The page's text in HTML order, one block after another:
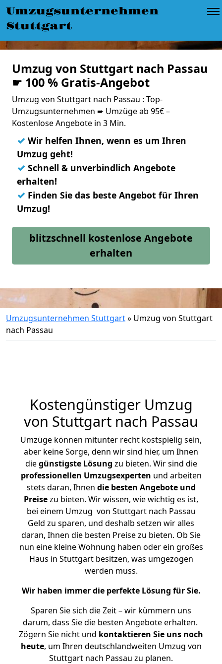
Umzugsunternehmen
Stuttgart
Umzug von Stuttgart nach Passau
☛ 100 % Gratis-Angebot
Umzug von Stuttgart nach Passau : Top-
Umzugsunternehmen ➨ Umzüge ab 95€ –
Kostenlose Angebote in 3 Min.
✓ Wir helfen Ihnen, wenn es um Ihren
Umzug geht!
✓ Schnell & unverbindlich Angebote
erhalten!
✓ Finden Sie das beste Angebot für Ihren
Umzug!
blitzschnell kostenlose Angebote
erhalten
Umzugsunternehmen Stuttgart» Umzug von Stuttgart
nach Passau
Kostengünstiger Umzug
von Stuttgart nach Passau
Umzüge können mitunter recht kostspielig sein,
aber keine Sorge, denn wir sind hier, um Ihnen
diegünstigste Lösung zu bieten. Wir sind die
professionellen Umzugsexperten und arbeiten
stets daran, Ihnen die besten Angebote und
Preisezu bieten. Wir wissen, wie wichtig es ist,
bei einem Umzug von Stuttgart nach Passau
Geld zu sparen, und deshalb setzen wir alles
daran, Ihnen die besten Preise zu bieten. Ob Sie
nun eine kleine Wohnung haben oder ein großes
Haus in Stuttgart besitzen, was umgezogen
werden muss.
Wir haben immer die perfekte Lösung für Sie.
Sparen Sie sich die Zeit – wir kümmern uns
darum, dass Sie die besten Angebote erhalten.
Zögern Sie nicht und kontaktieren Sie uns noch
heute, um Ihren deutschlandweiten Umzug von
Stuttgart nach Passau zu planen.